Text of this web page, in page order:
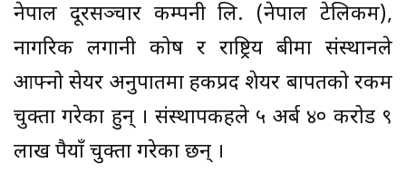
नेपाल दूरसञ्चार कम्पनी लि. (नेपाल टेलिकम),
नागरिक लगानी कोष र राष्ट्रिय बीमा संस्थानले
आफ्नो सेयर अनुपातमा हकप्रद शेयर बापतको रकम
चुक्ता गरेका हुन् । संस्थापकहरुले ५ अर्ब ४० करोड ९
लाख रुपैयाँ चुक्ता गरेका छन् ।